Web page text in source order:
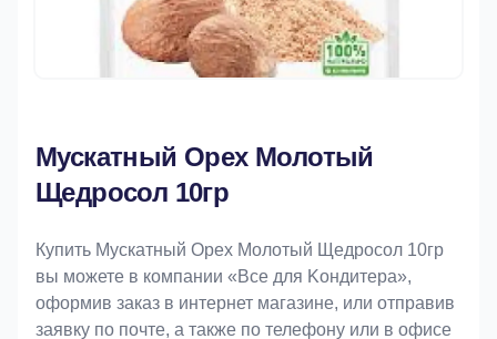
Мускатный Орех Молотый
Щедросол 10гр
Купить Мускатный Орех Молотый Щедросол 10гр
вы можете в компании «Bce для Koндитeрa»,
оформив заказ в интернет магазине, или отправив
заявку по почте, а также по телефону или в офисе